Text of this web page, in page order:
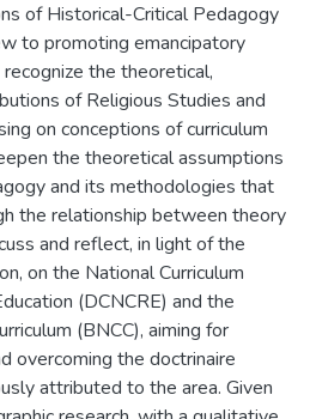
of Historical-Critical Pedagogy
to promoting emancipatory
the theoretical,
of Religious Studies and
on conceptions of curriculum
the theoretical assumptions
and its methodologies that
the relationship between theory
and reflect, in light of the
on the National Curriculum
(DCNCRE) and the
(BNCC), aiming for
overcoming the doctrinaire
attributed to the area. Given